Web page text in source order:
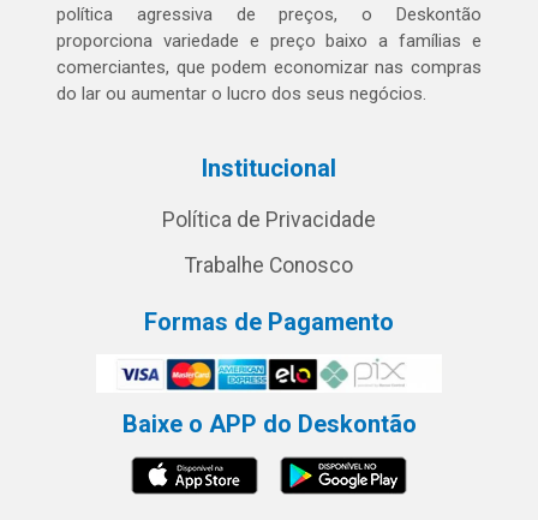
política agressiva de preços, o Deskontão
proporciona variedade e preço baixo a famílias e
comerciantes, que podem economizar nas compras
do lar ou aumentar o lucro dos seus negócios.
Institucional
Política de Privacidade
Trabalhe Conosco
Formas de Pagamento
Baixe o APP do Deskontão